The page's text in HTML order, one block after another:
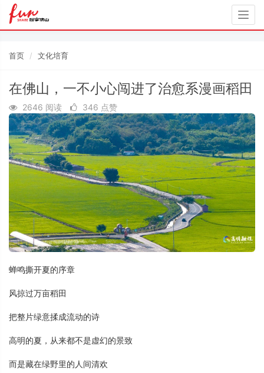
首页 文化培育
在佛山，一不小心闯进了治愈系漫画稻田
2646 阅读 346 点赞
蝉鸣撕开夏的序章
风掠过万亩稻田
把整片绿意揉成流动的诗
高明的夏，从来都不是虚幻的景致
而是藏在绿野里的人间清欢